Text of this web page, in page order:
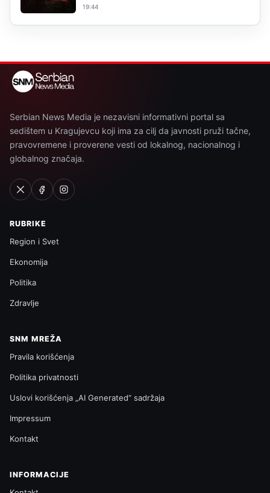
19:44
Serbian News Media je nezavisni informativni portal sa
sedištem u Kragujevcu koji ima za cilj da javnosti pruži tačne,
pravovremene i proverene vesti od lokalnog, nacionalnog i
globalnog značaja.
RUBRIKE
Region i Svet
Ekonomija
Politika
Zdravlje
SNM MREŽA
Pravila korišćenja
Politika privatnosti
Uslovi korišćenja „AI Generated“ sadržaja
Impressum
Kontakt
INFORMACIJE